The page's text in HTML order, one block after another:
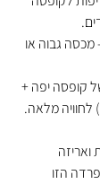
מכסה גבוה או
קופסה יפה +
לחוויה מלאה.
הזו